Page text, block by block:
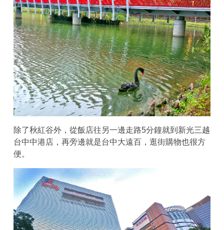
除了秋紅谷外，從飯店往另一邊走路5分鐘就到新光三越
台中中港店，再旁邊就是台中大遠百，逛街購物也很方
便。